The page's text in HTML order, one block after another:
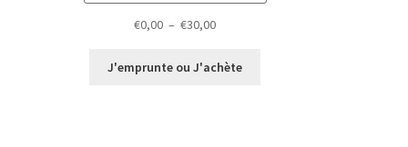
€0,00 – €30,00Plage
prix :
J'emprunte ou J'achète